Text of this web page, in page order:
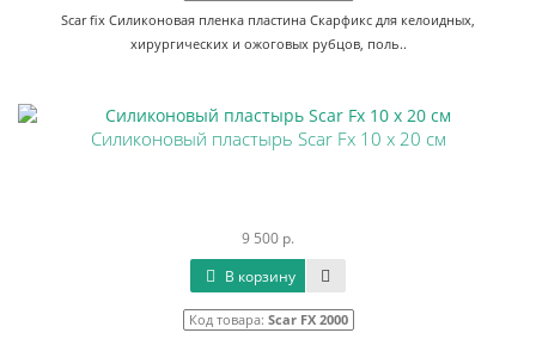
Scar fix Силиконовая пленка пластина Скарфикс для келоидных,
хирургических и ожоговых рубцов, поль..
Силиконовый пластырь Scar Fx 10 x 20 см
9 500 р.
В корзину
Код товара: Scar FX 2000